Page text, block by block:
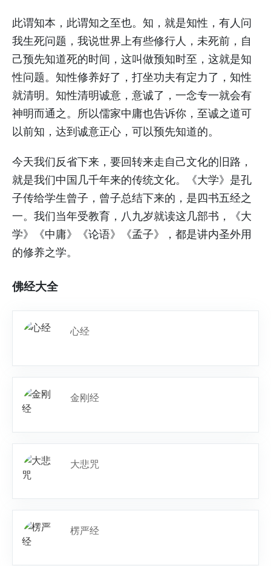
此谓知本，此谓知之至也。知，就是知性，有人问
我生死问题，我说世界上有些修行人，未死前，自
己预先知道死的时间，这叫做预知时至，这就是知
性问题。知性修养好了，打坐功夫有定力了，知性
就清明。知性清明诚意，意诚了，一念专一就会有
神明而通之。所以儒家中庸也告诉你，至诚之道可
以前知，达到诚意正心，可以预先知道的。
今天我们反省下来，要回转来走自己文化的旧路，
就是我们中国几千年来的传统文化。《大学》是孔
子传给学生曾子，曾子总结下来的，是四书五经之
一。我们当年受教育，八九岁就读这几部书，《大
学》《中庸》《论语》《孟子》，都是讲内圣外用
的修养之学。
佛经大全
心经
金刚经
大悲咒
楞严经